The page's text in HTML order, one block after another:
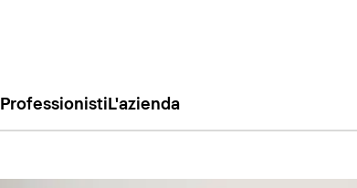
Professionisti L'azienda